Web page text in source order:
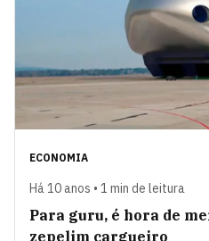
ECONOMIA
Há 10 anos • 1 min de leitura
Para guru, é hora de
zepelim cargueiro